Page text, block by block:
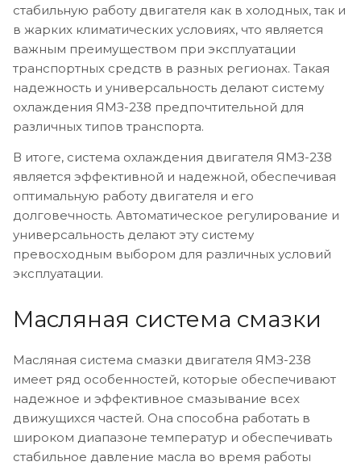
стабильную работу двигателя как в холодных, так и
в жарких климатических условиях, что является
важным преимуществом при эксплуатации
транспортных средств в разных регионах. Такая
надежность и универсальность делают систему
охлаждения ЯМЗ-238 предпочтительной для
различных типов транспорта.
В итоге, система охлаждения двигателя ЯМЗ-238
является эффективной и надежной, обеспечивая
оптимальную работу двигателя и его
долговечность. Автоматическое регулирование и
универсальность делают эту систему
превосходным выбором для различных условий
эксплуатации.
Масляная система смазки
Масляная система смазки двигателя ЯМЗ-238
имеет ряд особенностей, которые обеспечивают
надежное и эффективное смазывание всех
движущихся частей. Она способна работать в
широком диапазоне температур и обеспечивать
стабильное давление масла во время работы